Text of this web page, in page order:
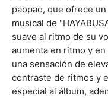
paopao, que ofrece
musical de
suave al ritmo de su
aumenta en ritmo y
una sensación de
contraste de ritmos y
especial al álbum,